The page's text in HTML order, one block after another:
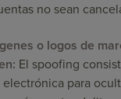
no sean
o logos de
El spoofing
para